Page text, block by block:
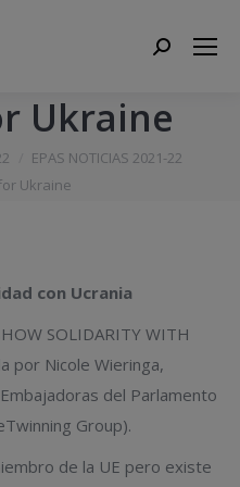
Search:
Ukraine
EPAS NOTICIAS 2021-22
Ukraine
con Ucrania
SOLIDARITY WITH
por Nicole Wieringa,
del Parlamento
Group).
de la UE pero existe